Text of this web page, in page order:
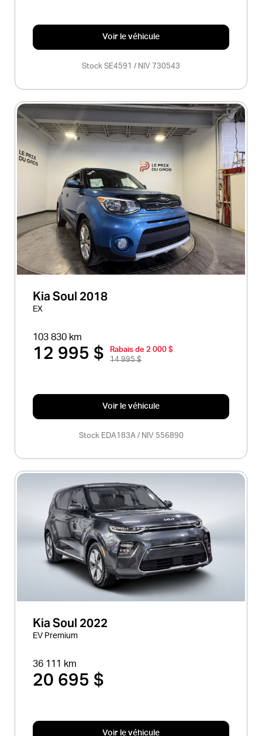
Voir le véhicule
Stock SE4591 / NIV 730543
Kia Soul 2018
EX
103 830 km
12 995 $
Rabais de 2 000 $
14 995 $
Voir le véhicule
Stock EDA183A / NIV 556890
Kia Soul 2022
EV Premium
36 111 km
20 695 $
Voir le véhicule